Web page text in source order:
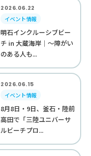
2026.06.22
イベント情報
明石インクルーシブビー
チ in 大蔵海岸｜〜障がい
のある人も...
2026.06.15
イベント情報
8月8日・9日、釜石・陸前
高田で「三陸ユニバーサ
ルビーチプロ...